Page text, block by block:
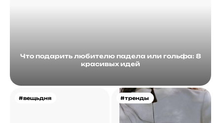
Что подарить любителю падела или гольфа: 8
красивых идей
#вещьдня #тренды